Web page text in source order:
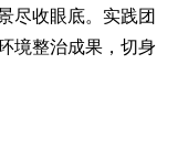
尽收眼底。实践团
境整治成果，切身